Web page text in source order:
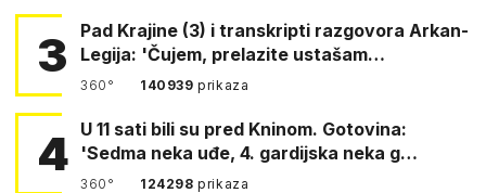
3
Pad Krajine (3) i transkripti razgovora Arkan-
Legija: 'Čujem, prelazite ustašam…
360° 140939prikaza
4 U 11 sati bili su pred Kninom. Gotovina:
'Sedma neka uđe, 4. gardijska neka g…
360° 124298prikaza